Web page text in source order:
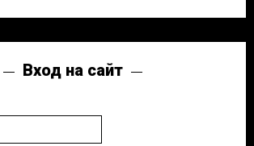
Вход на сайт